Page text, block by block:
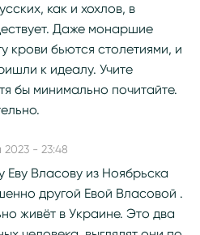
как и хохлов, в
Даже монаршие
крови бьются столетиями, и
к идеалу. Учите
бы минимально почитайте.
2023 - 23:48
Еву Власову из Ноябрьска
другой Евой Власовой .
живёт в Украине. Это два